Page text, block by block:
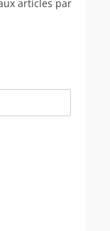
articles par